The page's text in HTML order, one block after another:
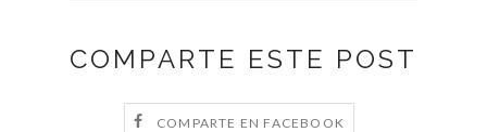
COMPARTE ESTE POST
COMPARTE EN FACEBOOK